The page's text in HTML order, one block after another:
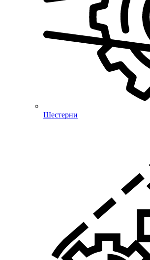
Шестерни